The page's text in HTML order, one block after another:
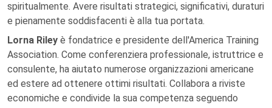
spiritualmente. Avere risultati strategici, significativi, duraturi
e pienamente soddisfacenti è alla tua portata.
Lorna Riley è fondatrice e presidente dell'America Training
Association. Come conferenziera professionale, istruttrice e
consulente, ha aiutato numerose organizzazioni americane
ed estere ad ottenere ottimi risultati. Collabora a riviste
economiche e condivide la sua competenza seguendo